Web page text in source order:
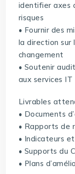
identifier axes
risques
• Fournir des
la direction sur
changement
• Soutenir
aux services IT
Livrables
• Documents
• Rapports de
• Indicateurs
• Supports du
• Plans